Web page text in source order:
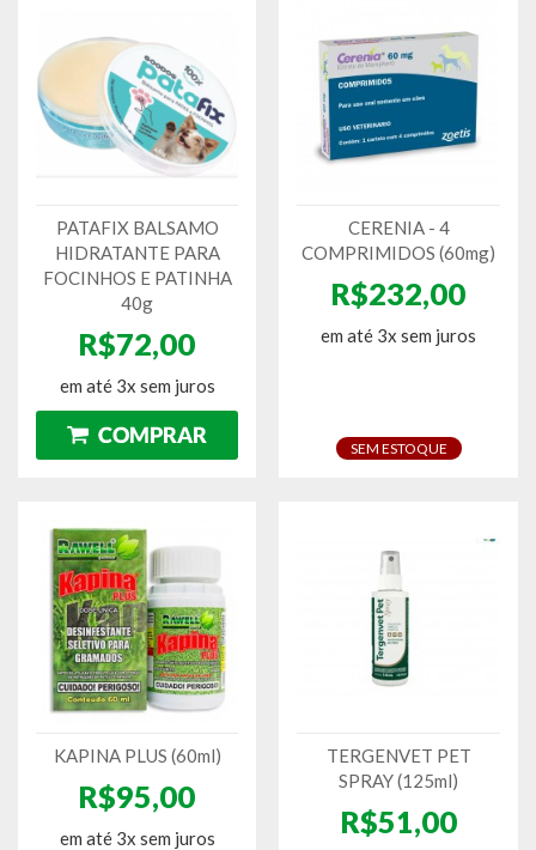
PATAFIX BALSAMO
HIDRATANTE PARA
FOCINHOS E PATINHA
40g
R$72,00
em até 3x sem juros
CERENIA - 4
COMPRIMIDOS (60mg)
R$232,00
em até 3x sem juros
SEM ESTOQUE
KAPINA PLUS (60ml)
R$95,00
em até 3x sem juros
TERGENVET PET
SPRAY (125ml)
R$51,00